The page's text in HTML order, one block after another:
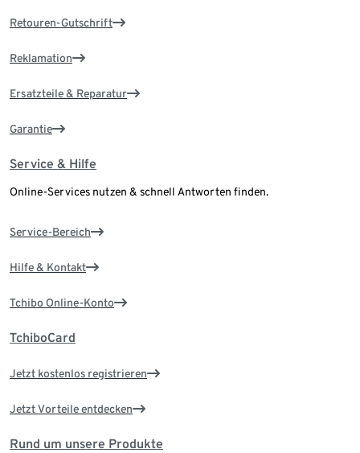
Retouren-Gutschrift
Reklamation
Ersatzteile & Reparatur
Garantie
Service & Hilfe
Online-Services nutzen & schnell Antworten finden.
Service-Bereich
Hilfe & Kontakt
Tchibo Online-Konto
TchiboCard
Jetzt kostenlos registrieren
Jetzt Vorteile entdecken
Rund um unsere Produkte